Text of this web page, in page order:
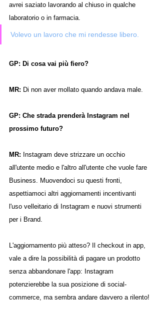
avrei saziato lavorando al chiuso in qualche
laboratorio o in farmacia.
Volevo un lavoro che mi rendesse libero.
GP: Di cosa vai più fiero?
MR: Di non aver mollato quando andava male.
GP: Che strada prenderà Instagram nel
prossimo futuro?
MR: Instagram deve strizzare un occhio
all'utente medio e l'altro all'utente che vuole fare
Business. Muovendoci su questi fronti,
aspettiamoci altri aggiornamenti incentivanti
l'uso velleitario di Instagram e nuovi strumenti
per i Brand.
L'aggiornamento più atteso? Il checkout in app,
vale a dire la possibilità di pagare un prodotto
senza abbandonare l'app: Instagram
potenzierebbe la sua posizione di social-
commerce, ma sembra andare davvero a rilento!